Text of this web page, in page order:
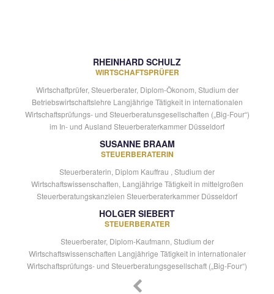
RHEINHARD SCHULZ
WIRTSCHAFTSPRÜFER
Wirtschaftprüfer, Steuerberater, Diplom-Ökonom, Studium der
Betriebswirtschaftslehre Langjährige Tätigkeit in internationalen
Wirtschaftsprüfungs- und Steuerberatunsgesellschaften („Big-Four“)
im In- und Ausland Steuerberaterkammer Düsseldorf
SUSANNE BRAAM
STEUERBERATERIN
Steuerberaterin, Diplom Kauffrau , Studium der
Wirtschaftswissenschaften, Langjährige Tätigkeit in mittelgroßen
Steuerberatungskanzleien Steuerberaterkammer Düsseldorf
HOLGER SIEBERT
STEUERBERATER
Steuerberater, Diplom-Kaufmann, Studium der
Wirtschaftswissenschaften Langjährige Tätigkeit in internationaler
Wirtschaftsprüfungs- und Steuerberatungsgesellschaft („Big-Four“)